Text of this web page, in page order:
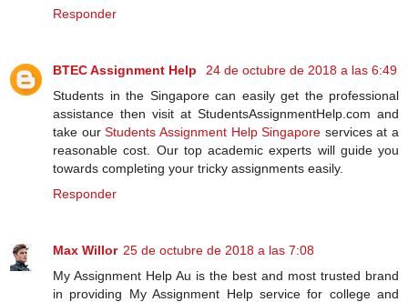
Responder
BTEC Assignment Help
24 de octubre de 2018 a las 6:49
Students in the Singapore can easily get the professional
assistance then visit at StudentsAssignmentHelp.com and
take ourStudents Assignment Help Singapore services at a
reasonable cost. Our top academic experts will guide you
towards completing your tricky assignments easily.
Responder
Max Willor 25 de octubre de 2018 a las 7:08
My Assignment Help Au is the best and most trusted brand
in providing My Assignment Help service for college and